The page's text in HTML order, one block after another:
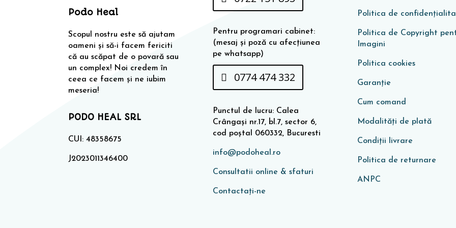
Podo Heal
Scopul nostru este să ajutam
oameni și să-i facem fericiti
că au scăpat de o povară sau
un complex! Noi credem în
ceea ce facem și ne iubim
meseria!
PODO HEAL SRL
CUI: 48358675
J2023011346400
Pentru programari cabinet:
(mesaj și poză cu afecțiunea
pe whatsapp)
0774 474 332
Punctul de lucru: Calea
Crângași nr.17, bl.7, sector 6,
cod poștal 060332, Bucuresti
info@podoheal.ro
Consultatii online & sfaturi
Contactați-ne
Politica de
Politica de Copyright
Imagini
Politica cookies
Garanţie
Cum comand
Modalități de plată
Condiţii livrare
Politica de returnare
ANPC